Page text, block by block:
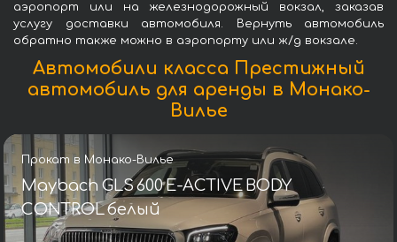
аэропорт или на железнодорожный вокзал, заказав
услугу доставки автомобиля. Вернуть автомобиль
обратно также можно в аэропорту или ж/д вокзале.
Автомобили класса Престижный
автомобиль для аренды в Монако-
Вилье
Прокат в Монако-Вилье
Maybach GLS 600 E-ACTIVE BODY
CONTROL белый